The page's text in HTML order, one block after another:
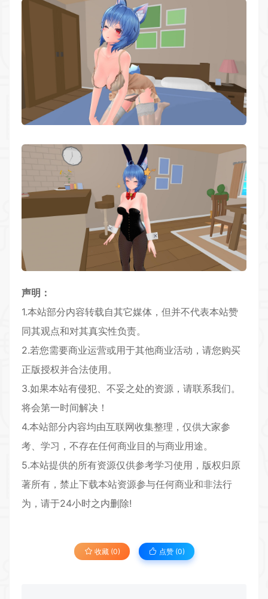
声明：
1.本站部分内容转载自其它媒体，但并不代表本站赞
同其观点和对其真实性负责。
2.若您需要商业运营或用于其他商业活动，请您购买
正版授权并合法使用。
3.如果本站有侵犯、不妥之处的资源，请联系我们。
将会第一时间解决！
4.本站部分内容均由互联网收集整理，仅供大家参
考、学习，不存在任何商业目的与商业用途。
5.本站提供的所有资源仅供参考学习使用，版权归原
著所有，禁止下载本站资源参与任何商业和非法行
为，请于24小时之内删除!
收藏 (0) 点赞 (0)